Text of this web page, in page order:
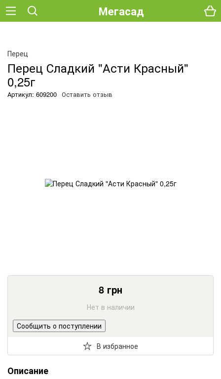
Мегасад
Перец
Перец Сладкий "Асти Красный"
0,25г
Артикул: 609200 Оставить отзыв
8 грн
Нет в наличии
Сообщить о поступлении
В избранное
Описание